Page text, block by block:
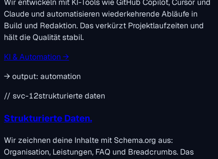
Wir entwickeln mit KI-Tools wie GitHub Copilot, Cursor und
Claude und automatisieren wiederkehrende Abläufe in
Build und Redaktion. Das verkürzt Projektlaufzeiten und
hält die Qualität stabil.
KI & Automation →
→ output: automation
// svc-12strukturierte daten
Strukturierte Daten.
Wir zeichnen deine Inhalte mit Schema.org aus:
Organisation, Leistungen, FAQ und Breadcrumbs. Das